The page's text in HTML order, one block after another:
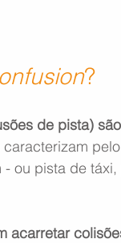
?
de pista)
caracterizam
ou pista de
acarretar